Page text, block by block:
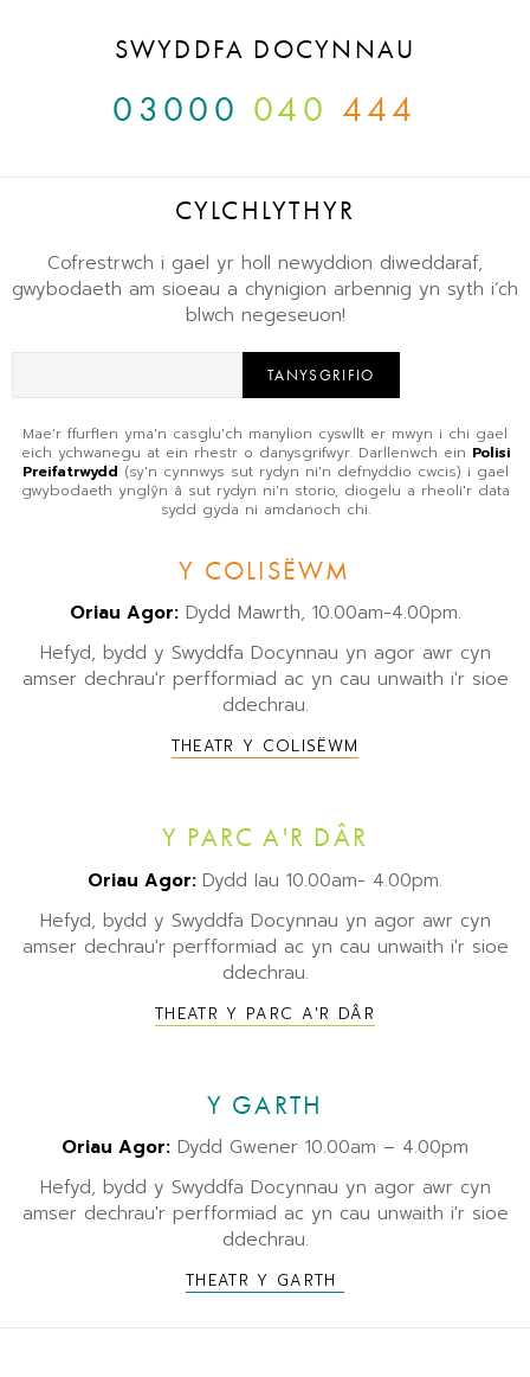
SWYDDFA DOCYNNAU
03000 040 444
CYLCHLYTHYR
Cofrestrwch i gael yr holl newyddion diweddaraf,
gwybodaeth am sioeau a chynigion arbennig yn syth i’ch
blwch negeseuon!
TANYSGRIFIO
Mae'r ffurflen yma'n casglu'ch manylion cyswllt er mwyn i chi gael
eich ychwanegu at ein rhestr o danysgrifwyr. Darllenwch ein Polisi
Preifatrwydd (sy'n cynnwys sut rydyn ni'n defnyddio cwcis) i gael
gwybodaeth ynglŷn â sut rydyn ni'n storio, diogelu a rheoli'r data
sydd gyda ni amdanoch chi.
Y COLISËWM
Oriau Agor:Dydd Mawrth, 10.00am-4.00pm.
Hefyd, bydd y Swyddfa Docynnau yn agor awr cyn
amser dechrau'r perfformiad ac yn cau unwaith i'r sioe
ddechrau.
THEATR Y COLISËWM
Y PARC A'R DÂR
Oriau Agor: Dydd Iau 10.00am- 4.00pm.
Hefyd, bydd y Swyddfa Docynnau yn agor awr cyn
amser dechrau'r perfformiad ac yn cau unwaith i'r sioe
ddechrau.
THEATR Y PARC A'R DÂR
Y GARTH
Oriau Agor: Dydd Gwener 10.00am – 4.00pm
Hefyd, bydd y Swyddfa Docynnau yn agor awr cyn
amser dechrau'r perfformiad ac yn cau unwaith i'r sioe
ddechrau.
THEATR Y GARTH